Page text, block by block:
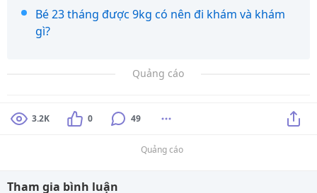
Bé 23 tháng được 9kg có nên đi khám và khám
gì?
Quảng cáo
3.2K 0 49
Quảng cáo
Tham gia bình luận